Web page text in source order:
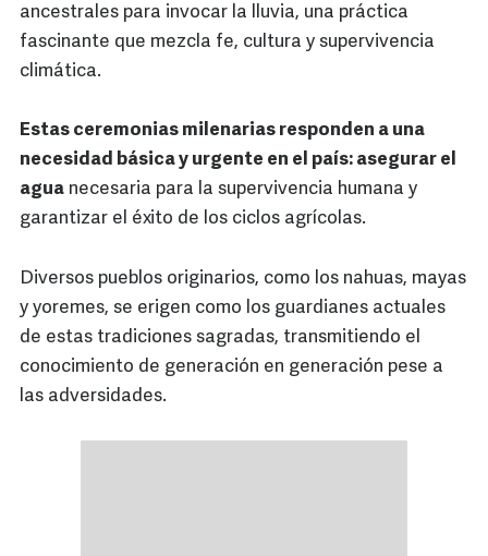
ancestrales para invocar la lluvia, una práctica
fascinante que mezcla fe, cultura y supervivencia
climática.
Estas ceremonias milenarias responden a una
necesidad básica y urgente en el país: asegurar el
agua necesaria para la supervivencia humana y
garantizar el éxito de los ciclos agrícolas.
Diversos pueblos originarios, como los nahuas, mayas
y yoremes, se erigen como los guardianes actuales
de estas tradiciones sagradas, transmitiendo el
conocimiento de generación en generación pese a
las adversidades.